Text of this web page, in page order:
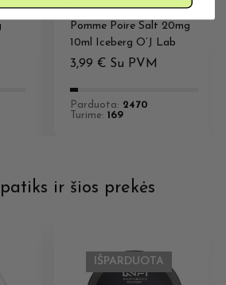
20MG E-SKYSČIAI
Pomme Poire Salt 20mg
10ml Iceberg O’J Lab
3,99 € Su PVM
Parduota: 2470
Turime: 169
ir šios prekės
IŠPARDUOTA